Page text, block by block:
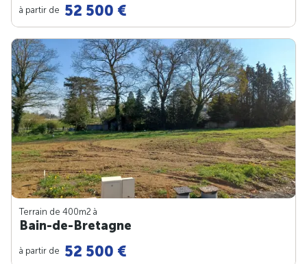
à partir de 52 500 €
Terrain de 400m2 à
Bain-de-Bretagne
à partir de 52 500 €